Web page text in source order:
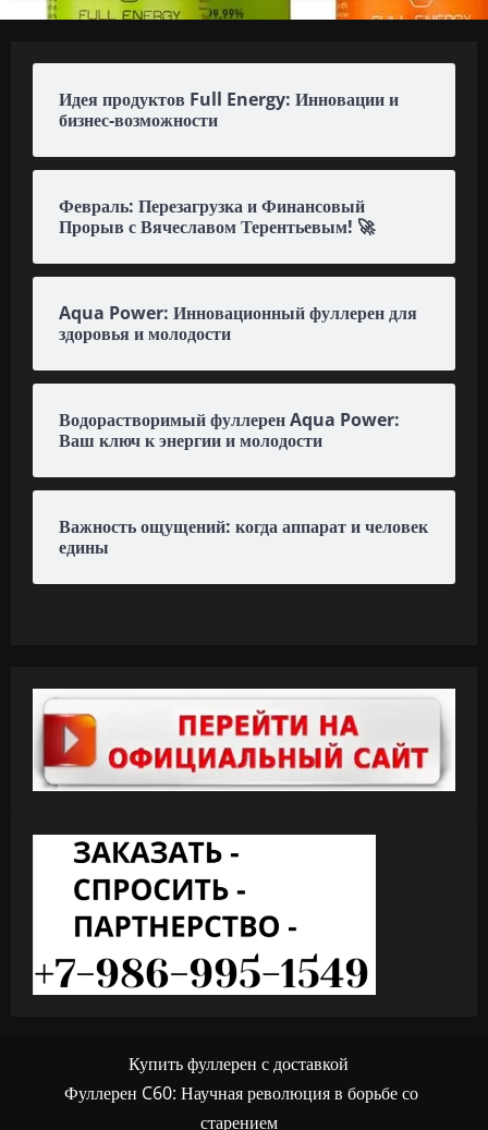
Идея продуктов Full Energy: Инновации и
бизнес-возможности
Февраль: Перезагрузка и Финансовый
Прорыв с Вячеславом Терентьевым! 🚀
Aqua Power: Инновационный фуллерен для
здоровья и молодости
Водорастворимый фуллерен Aqua Power:
Ваш ключ к энергии и молодости
Важность ощущений: когда аппарат и человек
едины
Купить фуллерен с доставкой
Фуллерен C60: Научная революция в борьбе со
старением